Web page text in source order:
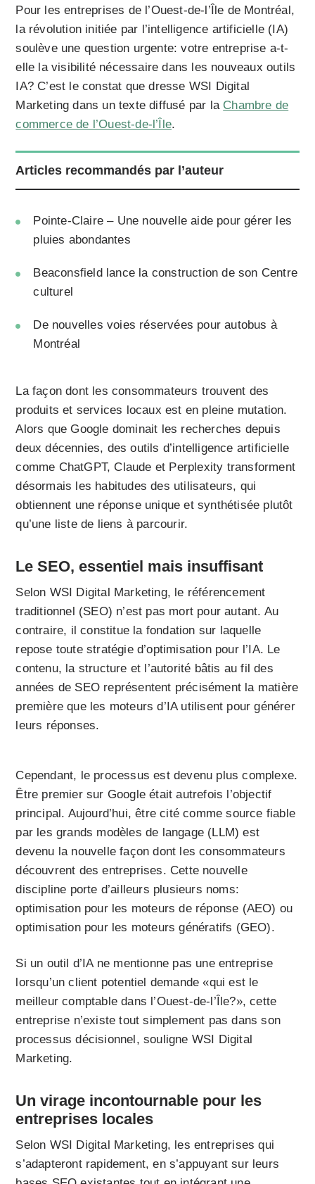
Pour les entreprises de l’Ouest-de-l’Île de Montréal,
la révolution initiée par l’intelligence artificielle (IA)
soulève une question urgente: votre entreprise a-t-
elle la visibilité nécessaire dans les nouveaux outils
IA? C’est le constat que dresse WSI Digital
Marketing dans un texte diffusé par la Chambre de
commerce de l’Ouest-de-l’Île.
Articles recommandés par l’auteur
Pointe-Claire – Une nouvelle aide pour gérer les
pluies abondantes
Beaconsfield lance la construction de son Centre
culturel
De nouvelles voies réservées pour autobus à
Montréal
La façon dont les consommateurs trouvent des
produits et services locaux est en pleine mutation.
Alors que Google dominait les recherches depuis
deux décennies, des outils d’intelligence artificielle
comme ChatGPT, Claude et Perplexity transforment
désormais les habitudes des utilisateurs, qui
obtiennent une réponse unique et synthétisée plutôt
qu’une liste de liens à parcourir.
Le SEO, essentiel mais insuffisant
Selon WSI Digital Marketing, le référencement
traditionnel (SEO) n’est pas mort pour autant. Au
contraire, il constitue la fondation sur laquelle
repose toute stratégie d’optimisation pour l’IA. Le
contenu, la structure et l’autorité bâtis au fil des
années de SEO représentent précisément la matière
première que les moteurs d’IA utilisent pour générer
leurs réponses.
Cependant, le processus est devenu plus complexe.
Être premier sur Google était autrefois l’objectif
principal. Aujourd’hui, être cité comme source fiable
par les grands modèles de langage (LLM) est
devenu la nouvelle façon dont les consommateurs
découvrent des entreprises. Cette nouvelle
discipline porte d’ailleurs plusieurs noms:
optimisation pour les moteurs de réponse (AEO) ou
optimisation pour les moteurs génératifs (GEO).
Si un outil d’IA ne mentionne pas une entreprise
lorsqu’un client potentiel demande «qui est le
meilleur comptable dans l’Ouest-de-l’Île?», cette
entreprise n’existe tout simplement pas dans son
processus décisionnel, souligne WSI Digital
Marketing.
Un virage incontournable pour les
entreprises locales
Selon WSI Digital Marketing, les entreprises qui
s’adapteront rapidement, en s’appuyant sur leurs